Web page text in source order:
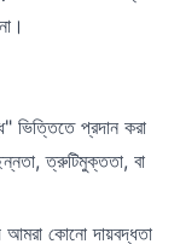
প্রদান করা
ত্রুটিমুক্ততা, বা
কোনো দায়বদ্ধতা